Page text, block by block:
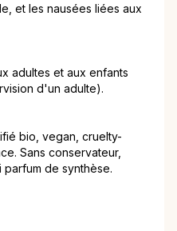
et les nausées liées aux
adultes et aux enfants
d'un adulte).
bio, vegan, cruelty-
Sans conservateur,
de synthèse.